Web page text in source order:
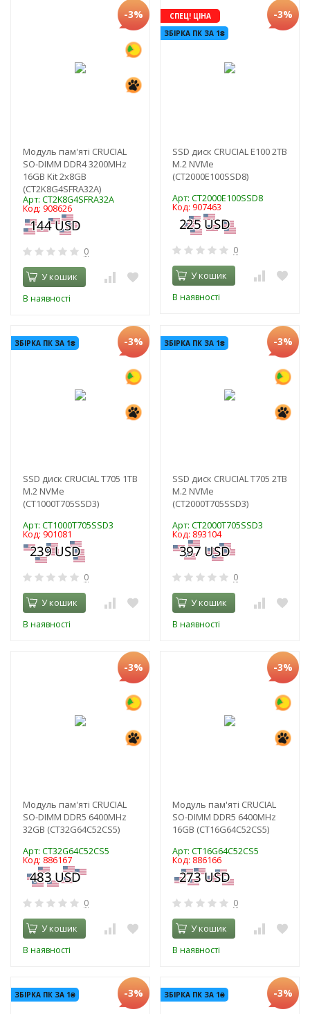
-3%
Модуль пам'яті CRUCIAL
SO-DIMM DDR4 3200MHz
16GB Kit 2x8GB
(CT2K8G4SFRA32A)
Арт: CT2K8G4SFRA32A
Код: 908626
0
У кошик
В наявності
СПЕЦ! ЦІНА
ЗБІРКА ПК ЗА 1₴
-3%
SSD диск CRUCIAL E100 2TB
M.2 NVMe
(CT2000E100SSD8)
Арт: CT2000E100SSD8
Код: 907463
0
У кошик
В наявності
ЗБІРКА ПК ЗА 1₴ -3%
SSD диск CRUCIAL T705 1TB
M.2 NVMe
(CT1000T705SSD3)
Арт: CT1000T705SSD3
Код: 901081
0
У кошик
В наявності
ЗБІРКА ПК ЗА 1₴ -3%
SSD диск CRUCIAL T705 2TB
M.2 NVMe
(CT2000T705SSD3)
Арт: CT2000T705SSD3
Код: 893104
0
У кошик
В наявності
-3%
Модуль пам'яті CRUCIAL
SO-DIMM DDR5 6400MHz
32GB (CT32G64C52CS5)
Арт: CT32G64C52CS5
Код: 886167
0
У кошик
В наявності
-3%
Модуль пам'яті CRUCIAL
SO-DIMM DDR5 6400MHz
16GB (CT16G64C52CS5)
Арт: CT16G64C52CS5
Код: 886166
0
У кошик
В наявності
ЗБІРКА ПК ЗА 1₴ -3% ЗБІРКА ПК ЗА 1₴ -3%